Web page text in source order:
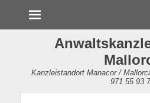
Kanzleistandort Manacor /
971 55 93